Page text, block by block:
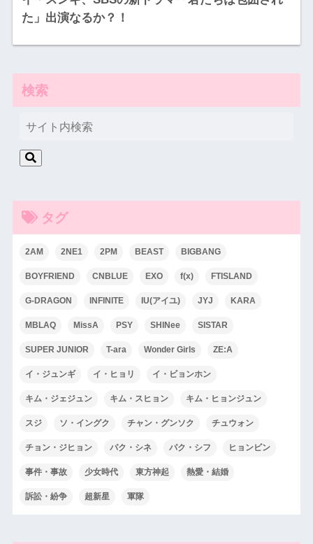
た」出演なるか？！
検索
タグ
2AM 2NE1 2PM BEAST BIGBANG
BOYFRIEND CNBLUE EXO f(x) FTISLAND
G-DRAGON INFINITE IU(アイユ) JYJ KARA
MBLAQ MissA PSY SHINee SISTAR
SUPER JUNIOR T-ara Wonder Girls ZE:A
イ・ジュンギ イ・ヒョリ イ・ビョンホン
キム・ジェジュン キム・スヒョン キム・ヒョンジュン
スジ ソ・イングク チャン・グンソク チュウォン
チョン・ジヒョン パク・シネ パク・シフ ヒョンビン
事件・事故 少女時代 東方神起 熱愛・結婚
訴訟・紛争 超新星 軍隊